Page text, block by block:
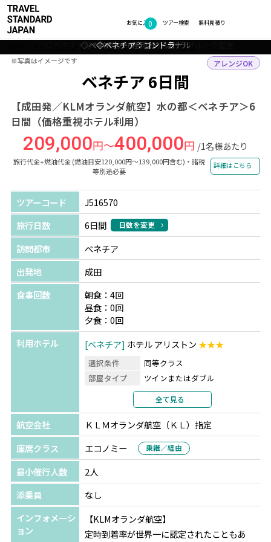
お気に入り
0 無料見積り
ツアー検索
イタリア ベネチア ツアー詳細
ベネチア 6日間
【成田発／KLMオランダ航空】水の都＜ベネチア＞6
日間（価格重視ホテル利用）
アレンジOK
209,000円～400,000円 /1名様あたり
旅行代金+燃油代金 (燃油目安120,000円～139,000円含む)・諸税
等別途必要
詳細はこちら
◇◎ベネチア：サンタ・マリア・デッラ・サルーテ聖堂
◇ベネチア：運河とゴンドラ
◇ベネチア：グランド・カナル
◇ベネチア：ゴンドラ
◇◎ベネチア：サン・マルコ広場
フォトギャラリー
※写真はイメージです
※写真はイメージです
ツアーコード
J516570
旅行日数
6日間 日数を変更
訪問都市
ベネチア
出発地
成田
食事回数
朝食：4回
昼食：0回
夕食：0回
利用ホテル
ベネチア ホテル アリストン★★★
選択条件
同等クラス
部屋タイプ
ツインまたはダブル
2名1室利用
部屋カテゴリ
指定なし
全て見る
航空会社
ＫＬＭオランダ航空（ＫＬ）指定
座席クラス
エコノミー 乗継／経由
最小催行人数
2人
添乗員
なし
インフォメーシ
ョン
【KLMオランダ航空】
定時到着率が世界一に認定されたこともあ